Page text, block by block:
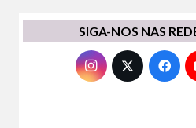
SIGA-NOS NAS